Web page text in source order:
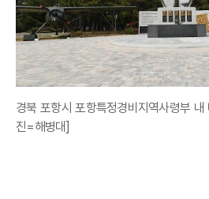
경북 포항시 포항특정경비지역사령부
진=해병대]